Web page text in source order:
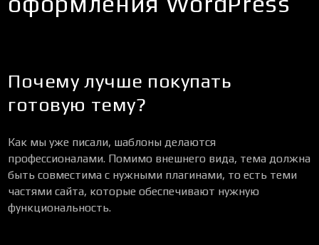
Почему лучше покупать
готовую тему?
Как мы уже писали, шаблоны делаются
профессионалами. Помимо внешнего вида, тема должна
быть совместима с нужными плагинами, то есть теми
частями сайта, которые обеспечивают нужную
функциональность.